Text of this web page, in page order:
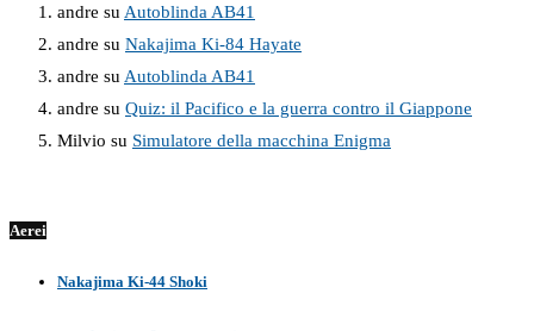
andre su Autoblinda AB41
andre su Nakajima Ki-84 Hayate
andre su Autoblinda AB41
andre su Quiz: il Pacifico e la guerra contro il Giappone
Milvio su Simulatore della macchina Enigma
Aerei
Nakajima Ki-44 Shoki